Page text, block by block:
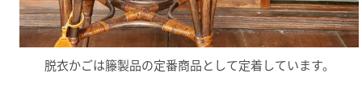
脱衣かごは籐製品の定番商品として定着しています。